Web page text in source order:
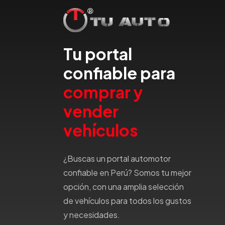
Emgrand
Faw
Fiat
Ford
Foton
Gac
Geely
Gmc
Great Wall
Hafei
Haima
Haval
Hillman
Tu portal
confiable para
comprar y
vender
vehículos
¿Buscas un portal automotor
confiable en Perú? Somos tu mejor
opción, con una amplia selección
de vehículos para todos los gustos
y necesidades.